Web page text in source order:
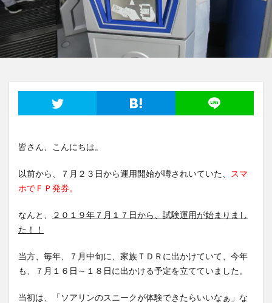
皆さん、こんにちは。
以前から、７月２３日から運用開始が噂されいていた、
スマ
ホでＦＰ発券。
なんと、
２０１９年７月１７日から、試験運用が始まりまし
た！！
当方、毎年、７月中旬に、家族ＴＤＲに出かけていて、今年
も、７月１６日～１８日に出かける予定を立てていました。
当初は、「ソアリンのスニークが体験できたらいいなぁ」な